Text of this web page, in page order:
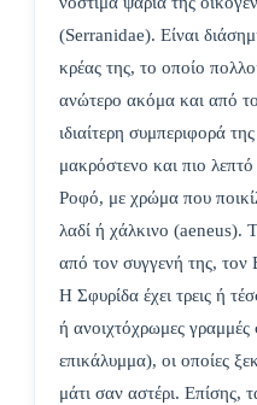
(Serranidae). Είναι
κρέας της, το οποίο
ανώτερο ακόμα και από
ιδιαίτερη συμπεριφορά
μακρόστενο και πιο
Ροφό, με χρώμα που
λαδί ή χάλκινο (aeneus).
από τον συγγενή της, τον
Η Σφυρίδα έχει τρεις ή
ή ανοιχτόχρωμες
επικάλυμμα), οι οποίες
μάτι σαν αστέρι. Επίσης,